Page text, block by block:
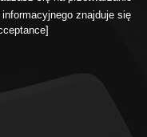
znajduje się